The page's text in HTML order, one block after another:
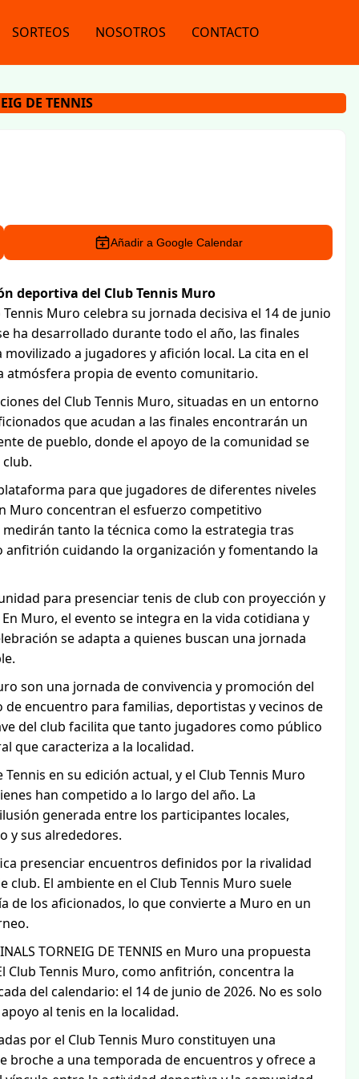
SORTEOS NOSOTROS CONTACTO
DE TENNIS
Añadir a Google Calendar
deportiva del Club Tennis Muro
Tennis Muro celebra su jornada decisiva el 14 de junio
ha desarrollado durante todo el año, las finales
a jugadores y afición local. La cita en el
atmósfera propia de evento comunitario.
del Club Tennis Muro, situadas en un entorno
que acudan a las finales encontrarán un
de pueblo, donde el apoyo de la comunidad se
para que jugadores de diferentes niveles
Muro concentran el esfuerzo competitivo
tanto la técnica como la estrategia tras
anfitrión cuidando la organización y fomentando la
para presenciar tenis de club con proyección y
Muro, el evento se integra en la vida cotidiana y
se adapta a quienes buscan una jornada
son una jornada de convivencia y promoción del
encuentro para familias, deportistas y vecinos de
del club facilita que tanto jugadores como público
que caracteriza a la localidad.
en su edición actual, y el Club Tennis Muro
han competido a lo largo del año. La
generada entre los participantes locales,
y sus alrededores.
presenciar encuentros definidos por la rivalidad
El ambiente en el Club Tennis Muro suele
de los aficionados, lo que convierte a Muro en un
TORNEIG DE TENNIS en Muro una propuesta
Club Tennis Muro, como anfitrión, concentra la
del calendario: el 14 de junio de 2026. No es solo
al tenis en la localidad.
por el Club Tennis Muro constituyen una
broche a una temporada de encuentros y ofrece a